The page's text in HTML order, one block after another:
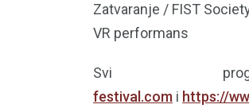
Zatvaranje / FIST
VR performans
Svi
festival.com i https://